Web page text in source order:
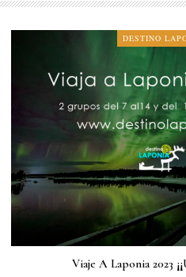
DESTINO
Viaje A Laponia 2023